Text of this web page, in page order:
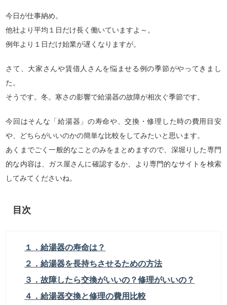
今日が仕事納め。
他社より平均１日だけ長く働いていますよ～。
例年より１日だけ始業が遅くなりますが。
さて、大家さんや賃借人さんを悩ませる例の季節がやってきまし
た。
そうです。冬。寒さの影響で給湯器の故障が相次ぐ季節です。
今回はそんな「給湯器」の寿命や、交換・修理した時の費用目安
や、どちらがいいのかの簡単な比較をしてみたいと思います。
あくまでごく一般的なことのみをまとめますので、深堀りした専門
的な内容は、ガス屋さんに確認するか、より専門的なサイトを検索
してみてくださいね。
目次
１．給湯器の寿命は？
２．給湯器を長持ちさせるための方法
３．故障したら交換がいいの？修理がいいの？
４．給湯器交換と修理の費用比較